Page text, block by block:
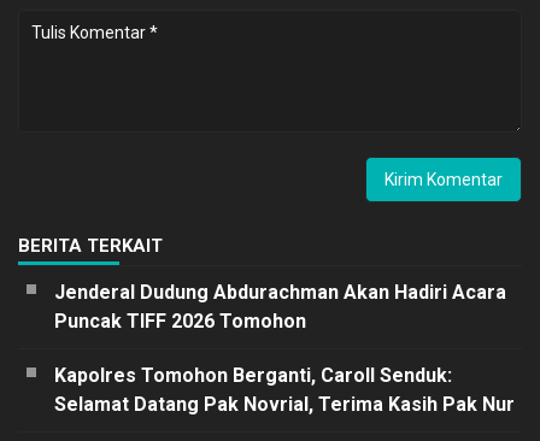
BERITA TERKAIT
Jenderal Dudung Abdurachman Akan Hadiri Acara
Puncak TIFF 2026 Tomohon
Kapolres Tomohon Berganti, Caroll Senduk:
Selamat Datang Pak Novrial, Terima Kasih Pak Nur